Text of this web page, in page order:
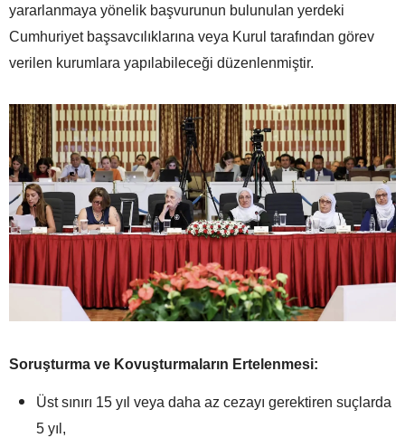
yararlanmaya yönelik başvurunun bulunulan yerdeki
Cumhuriyet başsavcılıklarına veya Kurul tarafından görev
verilen kurumlara yapılabileceği düzenlenmiştir.
Soruşturma ve Kovuşturmaların Ertelenmesi:
Üst sınırı 15 yıl veya daha az cezayı gerektiren suçlarda
5 yıl,